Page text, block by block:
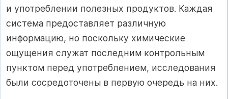
и употреблении полезных продуктов. Каждая
система предоставляет различную
информацию, но поскольку химические
ощущения служат последним контрольным
пунктом перед употреблением, исследования
были сосредоточены в первую очередь на них.